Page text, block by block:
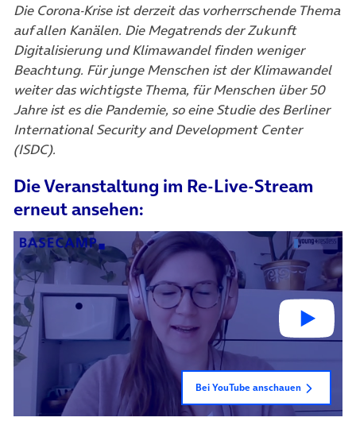
Die Corona-Krise ist derzeit das vorherrschende Thema
auf allen Kanälen. Die Megatrends der Zukunft
Digitalisierung und Klimawandel finden weniger
Beachtung. Für junge Menschen ist der Klimawandel
weiter das wichtigste Thema, für Menschen über 50
Jahre ist es die Pandemie, so eine Studie des Berliner
International Security and Development Center
(ISDC).
Die Veranstaltung im Re-Live-Stream
erneut ansehen:
Bei YouTube anschauen